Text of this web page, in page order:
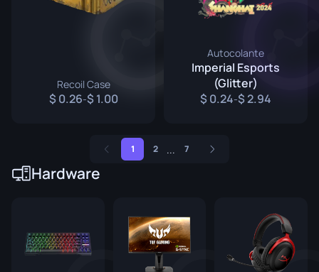
Recoil Case
0.26- 1.00
Autocolante
Imperial Esports
(Glitter)
0.24- 2.94
1 2 ... 7
Hardware